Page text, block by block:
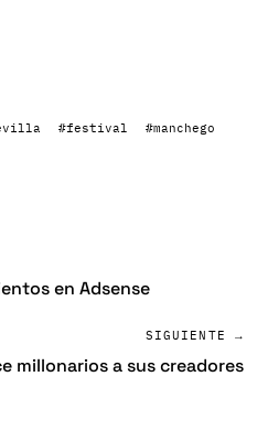
#festival
#manchego
en Adsense
SIGUIENTE →
millonarios a sus creadores